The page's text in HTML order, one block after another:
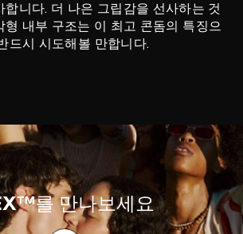
합니다. 더 나은 그립감을 선사하는 것
형 내부 구조는 이 최고 콘돔의 특징으
드시 시도해볼 만합니다.
를 만나보세요